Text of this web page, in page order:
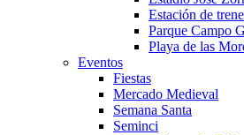
Estación de
Parque Campo
Playa de las
Eventos
Fiestas
Mercado Medieval
Semana Santa
Seminci